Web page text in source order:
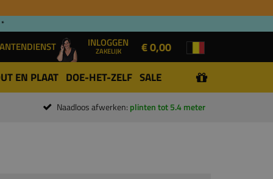
INLOGGEN
ZAKELIJK € 0,00
EN PLAAT DOE-HET-ZELF SALE
Naadloos afwerken: plinten tot 5.4 meter